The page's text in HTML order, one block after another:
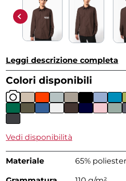
Leggi descrizione completa
Colori disponibili
Vedi disponibilità
Materiale 65%